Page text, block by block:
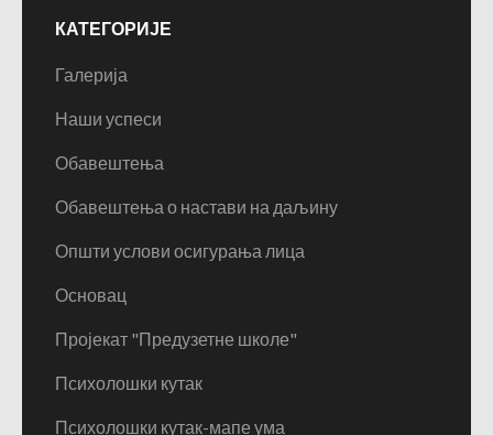
КАТЕГОРИЈЕ
Галерија
Наши успеси
Обавештења
Обавештења о настави на даљину
Општи услови осигурања лица
Основац
Пројекат "Предузетне школе"
Психолошки кутак
Психолошки кутак-мапе ума